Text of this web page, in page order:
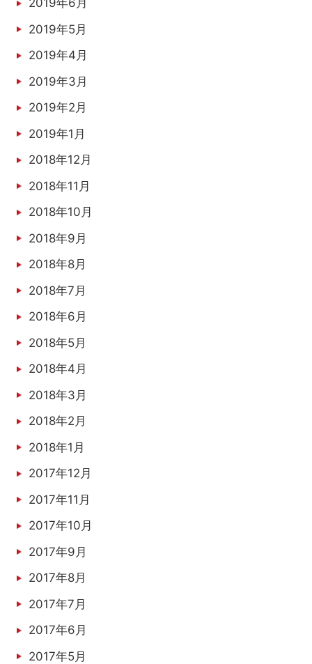
2019年6月
2019年5月
2019年4月
2019年3月
2019年2月
2019年1月
2018年12月
2018年11月
2018年10月
2018年9月
2018年8月
2018年7月
2018年6月
2018年5月
2018年4月
2018年3月
2018年2月
2018年1月
2017年12月
2017年11月
2017年10月
2017年9月
2017年8月
2017年7月
2017年6月
2017年5月